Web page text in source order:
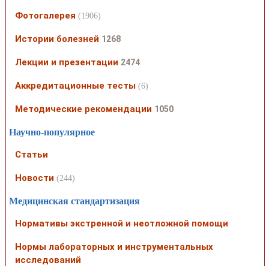
Фотогалерея (1906)
Истории болезней 1268
Лекции и презентации 2474
Аккредитационные тесты (6)
Методические рекомендации 1050
Научно-популярное
Статьи
Новости (244)
Медицинская стандартизация
Нормативы экстренной и неотложной помощи
Нормы лабораторных и инструментальных
исследований